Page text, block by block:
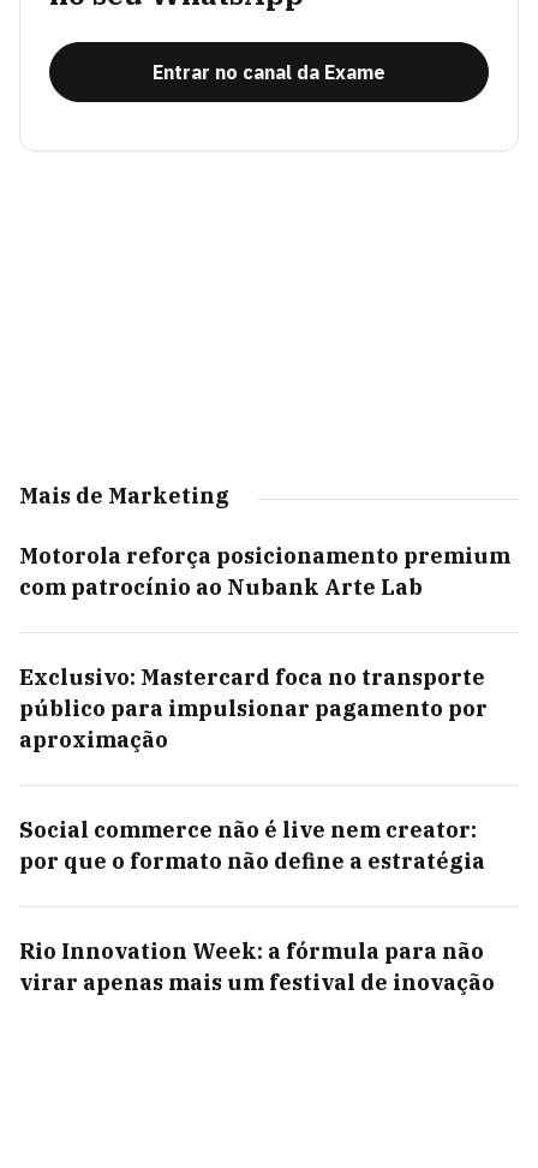
Entrar no canal da Exame
Mais de Marketing
Motorola reforça posicionamento premium
com patrocínio ao Nubank Arte Lab
Exclusivo: Mastercard foca no transporte
público para impulsionar pagamento por
aproximação
Social commerce não é live nem creator:
por que o formato não define a estratégia
Rio Innovation Week: a fórmula para não
virar apenas mais um festival de inovação